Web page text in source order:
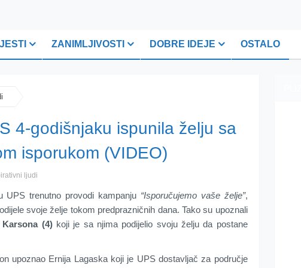
ZANIMLJIVOSTI DOBRE IDEJE OSTALO
4-godišnjaku ispunila želju sa
isporukom (VIDEO)
ljudi
UPS trenutno provodi kampanju “Isporučujemo vaše želje”,
svoje želje tokom predprazničnih dana. Tako su upoznali
Karsona (4)koji je sa njima podijelio svoju želju da postane
upoznao Ernija Lagaska koji je UPS dostavljač za područje